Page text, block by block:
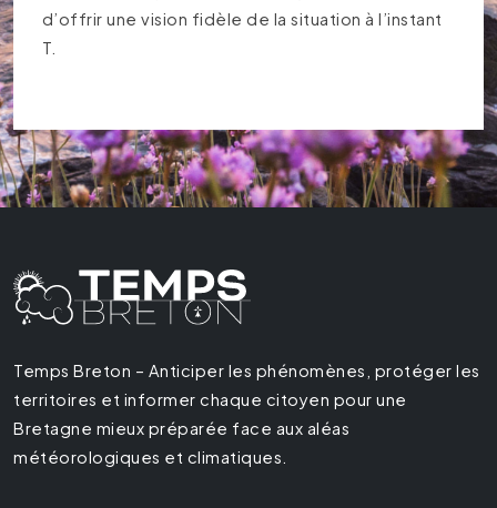
d’offrir une vision fidèle de la situation à l’instant
T.
Temps Breton – Anticiper les phénomènes, protéger les
territoires et informer chaque citoyen pour une
Bretagne mieux préparée face aux aléas
météorologiques et climatiques.